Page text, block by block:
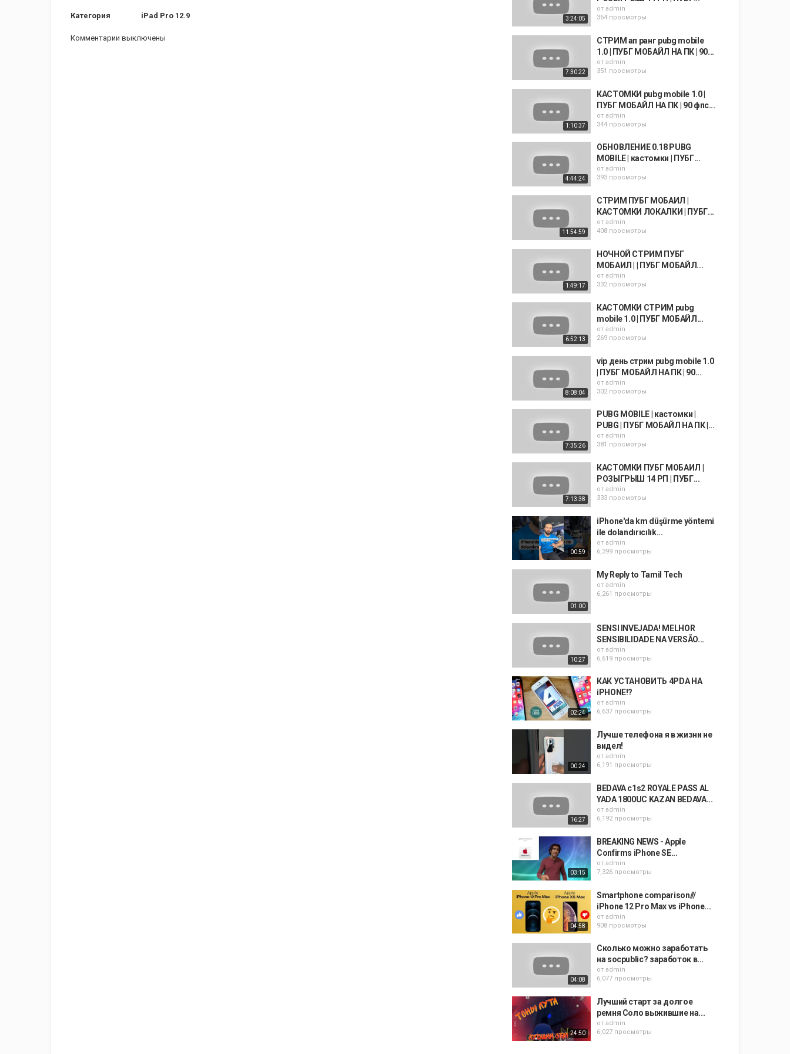
Категория iPad Pro 12.9
Комментарии выключены
3:24:05
от admin
364 просмотры
7:30:22
СТРИМ ап ранг pubg mobile
1.0 | ПУБГ МОБАЙЛ НА ПК | 90...
от admin
351 просмотры
1:10:37
КАСТОМКИ pubg mobile 1.0 |
ПУБГ МОБАЙЛ НА ПК | 90 фпс...
от admin
344 просмотры
4:44:24
ОБНОВЛЕНИЕ 0.18 PUBG
MOBILE | кастомки | ПУБГ...
от admin
393 просмотры
11:54:59
СТРИМ ПУБГ МОБАИЛ |
КАСТОМКИ ЛОКАЛКИ | ПУБГ...
от admin
408 просмотры
1:49:17
НОЧНОЙ СТРИМ ПУБГ
МОБАИЛ | | ПУБГ МОБАЙЛ...
от admin
332 просмотры
6:52:13
КАСТОМКИ СТРИМ pubg
mobile 1.0 | ПУБГ МОБАЙЛ...
от admin
269 просмотры
8:08:04
vip день стрим pubg mobile 1.0
| ПУБГ МОБАЙЛ НА ПК | 90...
от admin
302 просмотры
7:35:26
PUBG MOBILE | кастомки |
PUBG | ПУБГ МОБАЙЛ НА ПК |...
от admin
381 просмотры
7:13:38
КАСТОМКИ ПУБГ МОБАИЛ |
РОЗЫГРЫШ 14 РП | ПУБГ...
от admin
333 просмотры
00:59
iPhone'da km düşürme yöntemi
ile dolandırıcılık...
от admin
6,399 просмотры
01:00
My Reply to Tamil Tech
от admin
6,261 просмотры
10:27
SENSI INVEJADA! MELHOR
SENSIBILIDADE NA VERSÃO...
от admin
6,619 просмотры
02:24
КАК УСТАНОВИТЬ 4PDA НА
iPHONE!?
от admin
6,637 просмотры
00:24
Лучше телефона я в жизни не
видел!
от admin
6,191 просмотры
16:27
BEDAVA c1s2 ROYALE PASS AL
YADA 1800UC KAZAN BEDAVA...
от admin
6,192 просмотры
03:15
BREAKING NEWS - Apple
Confirms iPhone SE...
от admin
7,326 просмотры
04:58
Smartphone comparison///
iPhone 12 Pro Max vs iPhone...
от admin
908 просмотры
04:08
Сколько можно заработать
на socpublic? заработок в...
от admin
6,077 просмотры
24:50
Лучший старт за долгое
ремня Соло выжившие на...
от admin
6,027 просмотры